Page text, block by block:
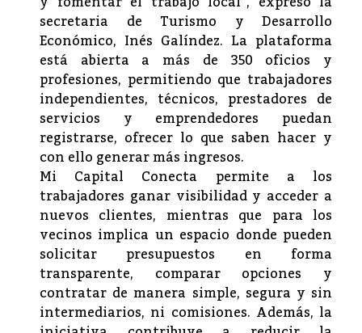
secretaria de Turismo y Desarrollo
Económico, Inés Galíndez. La plataforma
está abierta a más de 350 oficios y
profesiones, permitiendo que trabajadores
independientes, técnicos, prestadores de
servicios y emprendedores puedan
registrarse, ofrecer lo que saben hacer y
con ello generar más ingresos.
Mi Capital Conecta permite a los
trabajadores ganar visibilidad y acceder a
nuevos clientes, mientras que para los
vecinos implica un espacio donde pueden
solicitar presupuestos en forma
transparente, comparar opciones y
contratar de manera simple, segura y sin
intermediarios, ni comisiones. Además, la